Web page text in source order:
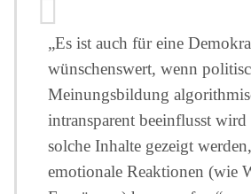
„Es ist auch für eine
wünschenswert, wenn
Meinungsbildung
intransparent beeinflusst
solche Inhalte gezeigt
emotionale Reaktionen (wie